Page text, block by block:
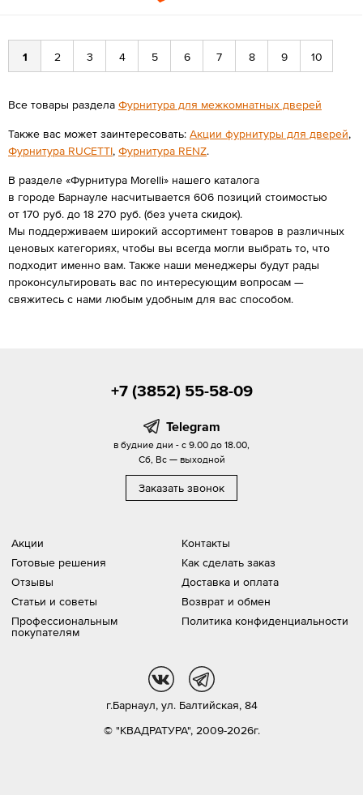
1 2 3 4 5 6 7 8 9 10
Все товары раздела Фурнитура для межкомнатных дверей
Также вас может заинтересовать: Акции фурнитуры для дверей,
Фурнитура RUCETTI, Фурнитура RENZ.
В разделе «Фурнитура Morelli» нашего каталога
в городе Барнауле насчитывается 606 позиций стоимостью
от 170 руб. до 18 270 руб. (без учета скидок).
Мы поддерживаем широкий ассортимент товаров в различных
ценовых категориях, чтобы вы всегда могли выбрать то, что
подходит именно вам. Также наши менеджеры будут рады
проконсультировать вас по интересующим вопросам —
свяжитесь с нами любым удобным для вас способом.
Акции
Готовые решения
Отзывы
Статьи и советы
Профессиональным
покупателям
Контакты
Как сделать заказ
Доставка и оплата
Возврат и обмен
Политика конфиденциальности
+7 (3852) 55-58-09
Telegram
в будние дни - с 9.00 до 18.00,
Сб, Вс — выходной
Заказать звонок
© "КВАДРАТУРА", 2009-2026г.
г.Барнаул, ул. Балтийская, 84